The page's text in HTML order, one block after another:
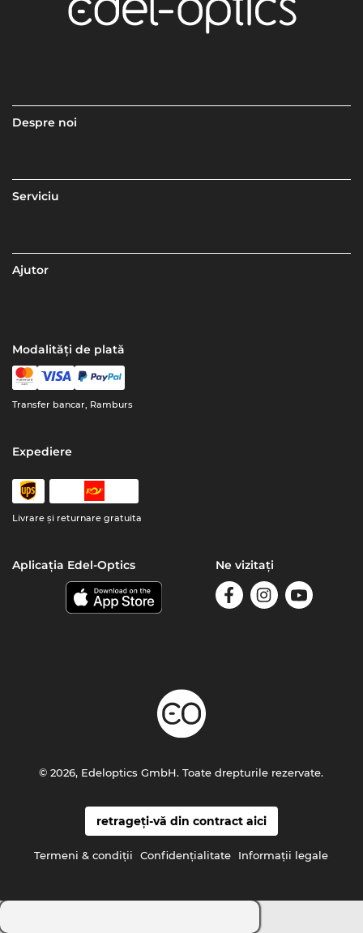
Despre noi
Serviciu
Ajutor
Modalități de plată
Transfer bancar, Ramburs
Expediere
Livrare şi returnare gratuita
Aplicația Edel-Optics Ne vizitați
retrageți-vă din contract aici
Termeni & condiţii Confidenţialitate Informaţii legale
© 2026, Edeloptics GmbH. Toate drepturile rezervate.